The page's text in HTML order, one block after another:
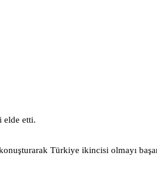
elde etti.
Türkiye ikincisi olmayı